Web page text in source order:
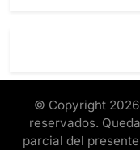
© Copyright 2026
reservados.
parcial del